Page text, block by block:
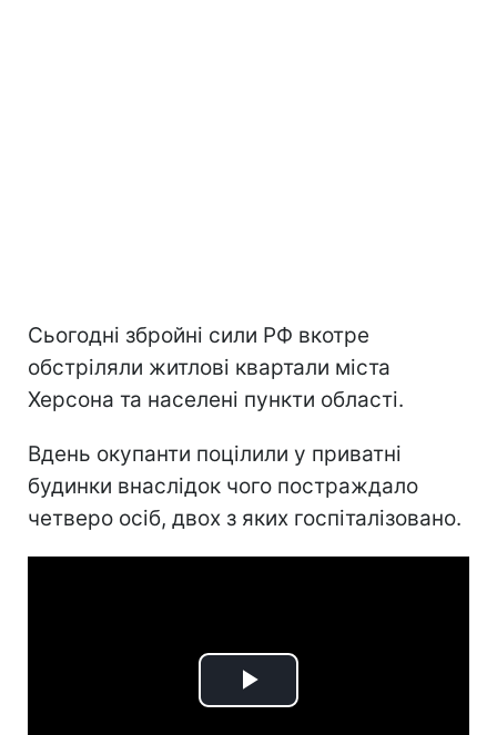
Сьогодні збройні сили РФ вкотре
обстріляли житлові квартали міста
Херсона та населені пункти області.
Вдень окупанти поцілили у приватні
будинки внаслідок чого постраждало
четверо осіб, двох з яких госпіталізовано.
Play